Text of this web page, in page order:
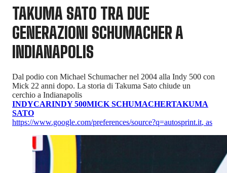
TAKUMA SATO TRA DUE
GENERAZIONI SCHUMACHER A
INDIANAPOLIS
Dal podio con Michael Schumacher nel 2004 alla Indy 500 con
Mick 22 anni dopo. La storia di Takuma Sato chiude un
cerchio a Indianapolis
INDYCARINDY 500MICK SCHUMACHERTAKUMA
SATO
https://www.google.com/preferences/source?q=autosprint.it, as